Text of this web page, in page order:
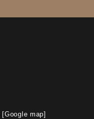
[Google map]